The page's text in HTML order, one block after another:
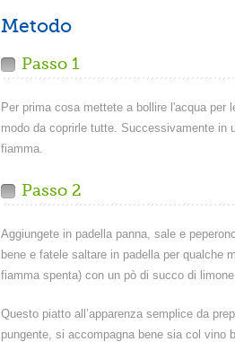
Metodo
Passo 1
Per prima cosa mettete a bollire l'acqua
modo da coprirle tutte. Successivamente in
fiamma.
Passo 2
Aggiungete in padella panna, sale e
bene e fatele saltare in padella per qualche
fiamma spenta) con un pò di succo di
Questo piatto all’apparenza semplice da
pungente, si accompagna bene sia col vino